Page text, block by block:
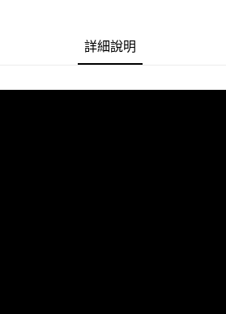
詳細說明